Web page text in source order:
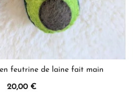
feutrine de laine fait main
20,00 €